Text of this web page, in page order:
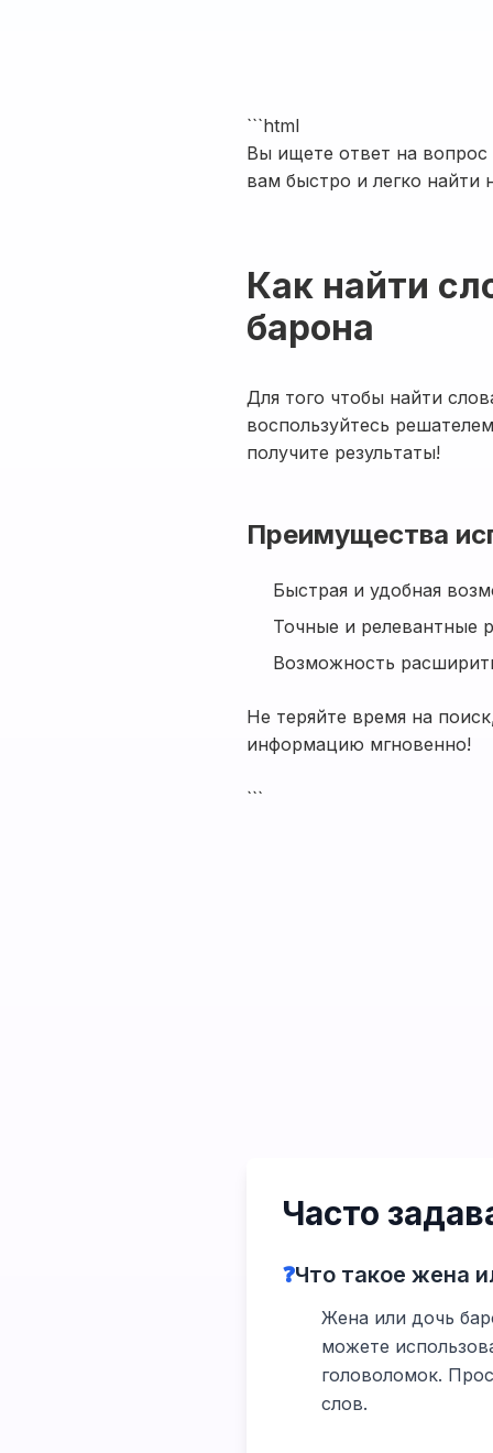
```html
Вы ищете ответ на
вам быстро и легко
Как найти
барона
Для того чтобы найти
воспользуйтесь
получите результаты!
Преимущества
Быстрая и удобная
Точные и релевантные
Возможность
Не теряйте время на
информацию мгновенно!
```
Часто
❓Что такое жена
Жена или дочь
можете
головоломок.
слов.